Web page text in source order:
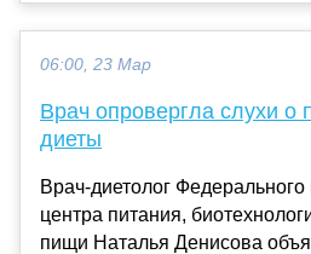
06:00, 23 Мар
Врач опровергла слухи о
диеты
Врач-диетолог Федерального
центра питания,
пищи Наталья Денисова